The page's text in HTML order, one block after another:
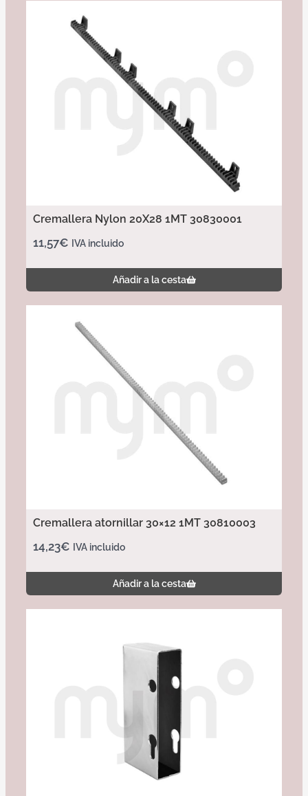
Cremallera Nylon 20X28 1MT 30830001
11,57€ IVA incluido
Añadir a la cesta
Cremallera atornillar 30×12 1MT 30810003
14,23€ IVA incluido
Añadir a la cesta